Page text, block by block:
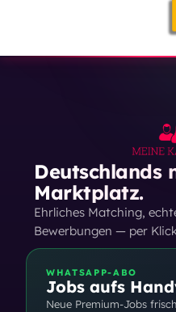
Deutschlands
Marktplatz.
Ehrliches Matching,
Bewerbungen — per
WHATSAPP-ABO
Jobs aufs
Neue Premium-Jobs